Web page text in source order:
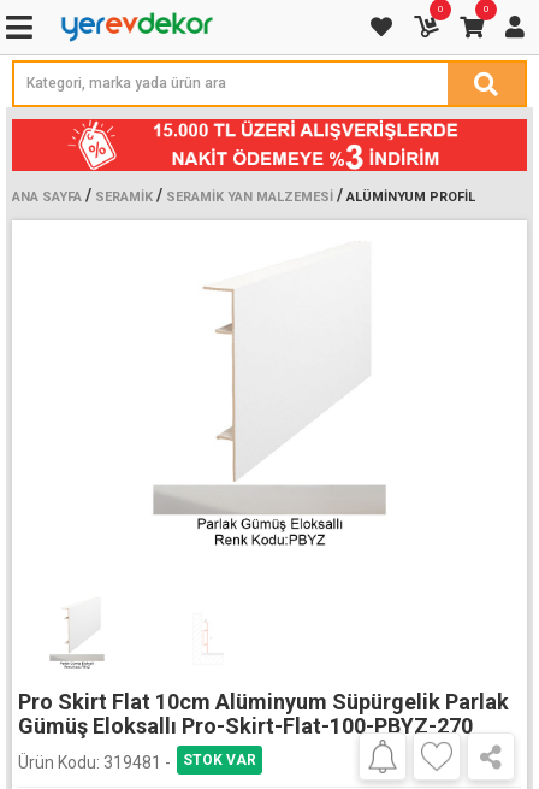
0 0
ANA SAYFA / SERAMIK / SERAMIK YAN MALZEMESI / ALÜMINYUM PROFIL
Pro Skirt Flat 10cm Alüminyum Süpürgelik Parlak
Gümüş Eloksallı Pro-Skirt-Flat-100-PBYZ-270
Ürün Kodu: 319481 -